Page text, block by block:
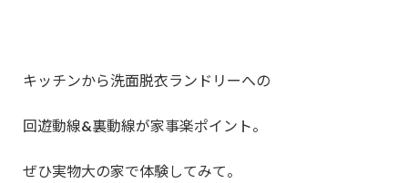
キッチンから洗面脱衣ランドリーへの
回遊動線&裏動線が家事楽ポイント。
ぜひ実物大の家で体験してみて。